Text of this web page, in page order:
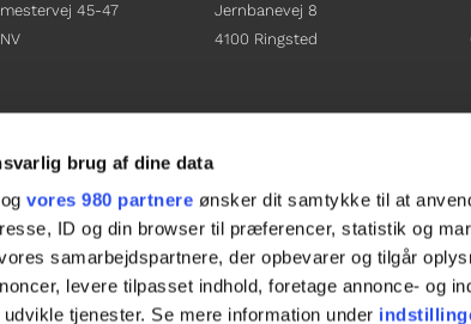
brug af dine data
vores 980 partnere ønsker dit samtykke til at
ID og din browser til præferencer, statistik og
samarbejdspartnere, der opbevarer og tilgår
levere tilpasset indhold, foretage annonce- og
udvikle tjenester. Se mere information under
45-47
12 01 00
Jernbanevej 8
4100 Ringsted
sacha.lw@gladfonden.dk
  